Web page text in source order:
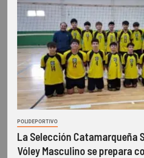
POLIDEPORTIVO
La Selección Catamarqueña
Vóley Masculino se prepara